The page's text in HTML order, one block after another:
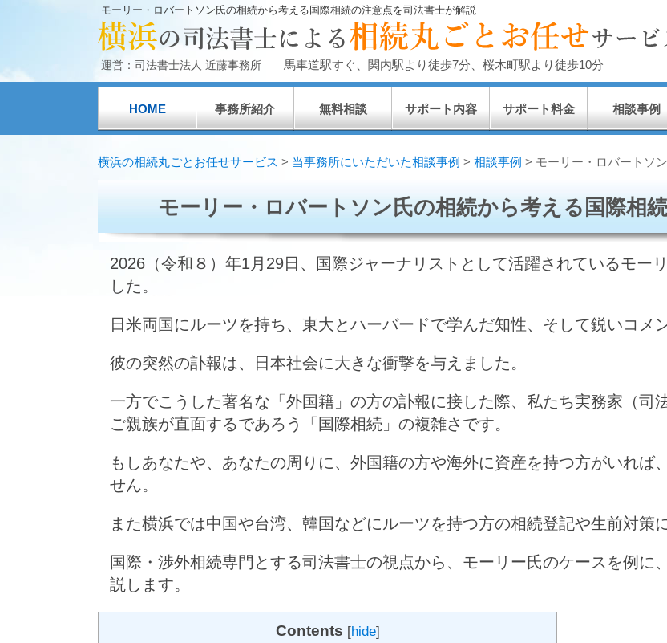
モーリー・ロバートソン氏の相続から考える国際相続の注意点を司法書士が解説
運営：司法書士法人 近藤事務所 馬車道駅すぐ、関内駅より徒歩7分、桜木町駅より徒歩10分
HOME 事務所紹介 無料相談 サポート内容 サポート料金 相談事例
横浜の相続丸ごとお任せサービス > 当事務所にいただいた相談事例 > 相談事例 > モーリー・ロバートソ
モーリー・ロバートソン氏の相続から考える国際相
2026（令和８）年1月29日、国際ジャーナリストとして活躍されているモー
した。
日米両国にルーツを持ち、東大とハーバードで学んだ知性、そして鋭いコメ
彼の突然の訃報は、日本社会に大きな衝撃を与えました。
一方でこうした著名な「外国籍」の方の訃報に接した際、私たち実務家（司
ご親族が直面するであろう「国際相続」の複雑さです。
もしあなたや、あなたの周りに、外国籍の方や海外に資産を持つ方がいれば
せん。
また横浜では中国や台湾、韓国などにルーツを持つ方の相続登記や生前対策
国際・渉外相続専門とする司法書士の視点から、モーリー氏のケースを例に
説します。
Contents [hide]